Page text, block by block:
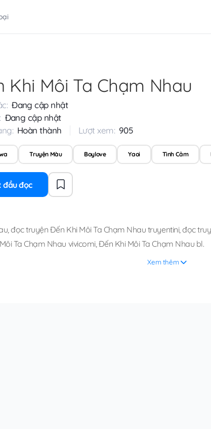
Khi Môi Ta Chạm Nhau
Đang cập nhật
Đang cập nhật
Hoàn thành Lượt xem: 905
Truyện Màu Boylove Yaoi Tình Cảm
đầu đọc
,đọc truyện Đến Khi Môi Ta Chạm Nhau truyentini,đọc
Ta Chạm Nhau vivicomi,Đến Khi Môi Ta Chạm Nhau bl.
Xem thêm